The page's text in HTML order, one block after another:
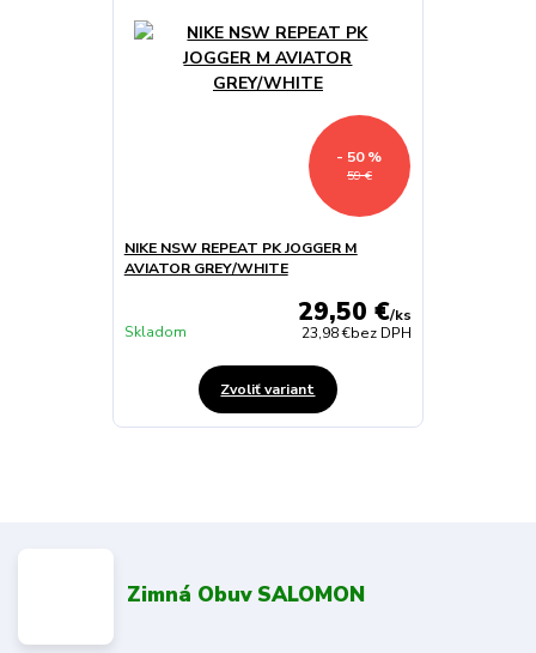
59 €
- 50 %
NIKE NSW REPEAT PK JOGGER M
AVIATOR GREY/WHITE
29,50 €/ks
23,98 €bez DPH
Skladom
Zvoliť variant
Zimná Obuv SALOMON